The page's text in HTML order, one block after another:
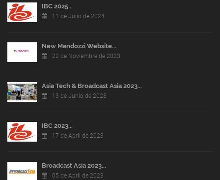
IBC 2025...
11 de Julio de 2024
New Mandozzi Website...
22 de Noviembre de 2023
Asia Tech & Broadcast Asia 2023...
13 de Junio de 2023
IBC 2023...
17 de Abril de 2023
Broadcast Asia 2023...
05 de Abril de 2023